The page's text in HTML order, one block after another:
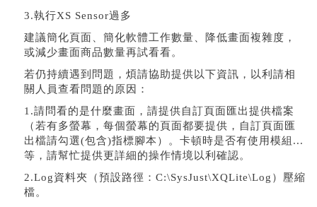
3.執行XS Sensor過多
建議簡化頁面、簡化軟體工作數量、降低畫面複雜度，
或減少畫面商品數量再試看看。
若仍持續遇到問題，煩請協助提供以下資訊，以利請相
關人員查看問題的原因：
1.請問看的是什麼畫面，請提供自訂頁面匯出提供檔案
（若有多螢幕，每個螢幕的頁面都要提供，自訂頁面匯
出檔請勾選(包含)指標腳本）。卡頓時是否有使用模組...
等，請幫忙提供更詳細的操作情境以利確認。
2.Log資料夾（預設路徑：C:\SysJust\XQLite\Log）壓縮
檔。